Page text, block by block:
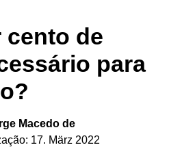
cento de
para
Macedo de
17. März 2022